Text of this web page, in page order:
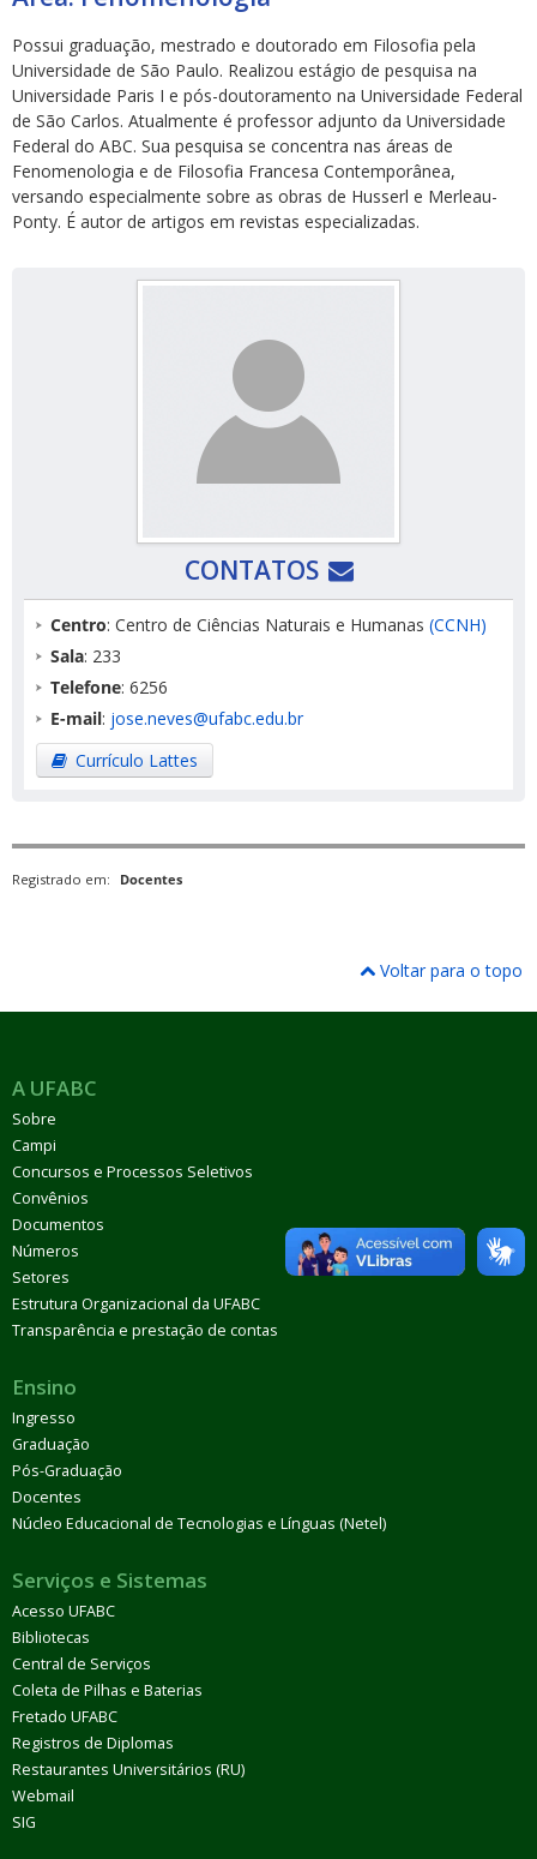
Possui graduação, mestrado e doutorado em Filosofia pela
Universidade de São Paulo. Realizou estágio de pesquisa na
Universidade Paris I e pós-doutoramento na Universidade Federal
de São Carlos. Atualmente é professor adjunto da Universidade
Federal do ABC. Sua pesquisa se concentra nas áreas de
Fenomenologia e de Filosofia Francesa Contemporânea,
versando especialmente sobre as obras de Husserl e Merleau-
Ponty. É autor de artigos em revistas especializadas.
CONTATOS
Centro: Centro de Ciências Naturais e Humanas (CCNH)
Sala: 233
Telefone: 6256
E-mail: jose.neves@ufabc.edu.br
Currículo Lattes
Registrado em: Docentes
Voltar para o topo
A UFABC
Sobre
Campi
Concursos e Processos Seletivos
Convênios
Documentos
Números
Setores
Estrutura Organizacional da UFABC
Transparência e prestação de contas
Ensino
Ingresso
Graduação
Pós-Graduação
Docentes
Núcleo Educacional de Tecnologias e Línguas (Netel)
Serviços e Sistemas
Acesso UFABC
Bibliotecas
Central de Serviços
Coleta de Pilhas e Baterias
Fretado UFABC
Registros de Diplomas
Restaurantes Universitários (RU)
Webmail
SIG